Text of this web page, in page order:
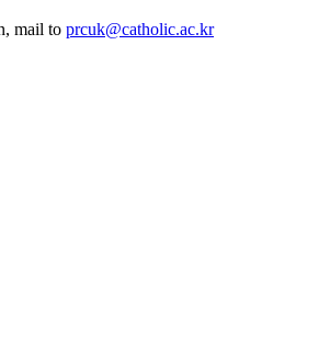
mail to prcuk@catholic.ac.kr